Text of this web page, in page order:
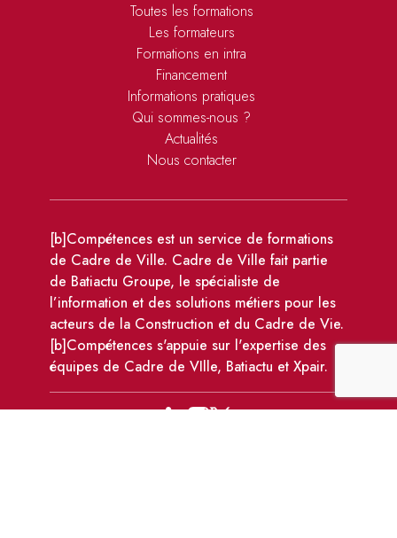
Toutes les formations
Les formateurs
Formations en intra
Financement
Informations pratiques
Qui sommes-nous ?
Actualités
Nous contacter
[b]Compétences est un service de formations
de Cadre de Ville. Cadre de Ville fait partie
de Batiactu Groupe, le spécialiste de
l’information et des solutions métiers pour les
acteurs de la Construction et du Cadre de Vie.
[b]Compétences s'appuie sur l'expertise des
équipes de Cadre de VIlle, Batiactu et Xpair.